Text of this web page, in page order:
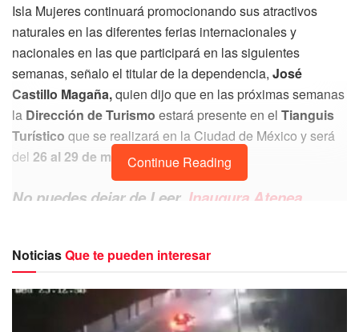
Isla Mujeres continuará promocionando sus atractivos
naturales en las diferentes ferias internacionales y
nacionales en las que participará en las siguientes
semanas, señalo el titular de la dependencia, José
Castillo Magaña,quien dijo que en las próximas semanas
la Dirección de Turismo estará presente en el Tianguis
Turístico que se realizará en la Ciudad de México y será
del 26 al 29 de marzo.
No puedes dejar de Leer Inaugura Atenea
Continue Reading
NoticiasQue te pueden interesar